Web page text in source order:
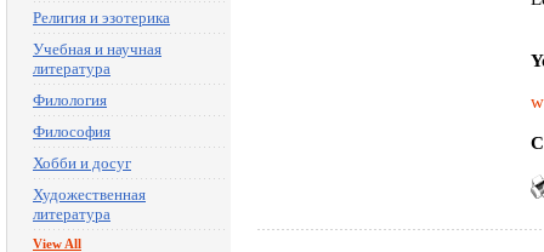
Религия и эзотерика
Учебная и научная
литература
Филология
Философия
Хобби и досуг
Художественная
литература
View All